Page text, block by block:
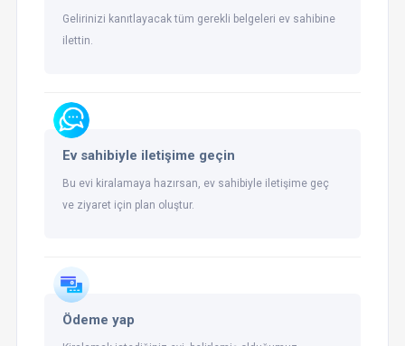
Gelirinizi kanıtlayacak tüm gerekli belgeleri ev sahibine
ilettin.
Ev sahibiyle iletişime geçin
Bu evi kiralamaya hazırsan, ev sahibiyle iletişime geç
ve ziyaret için plan oluştur.
Ödeme yap